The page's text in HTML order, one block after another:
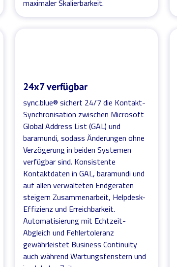
maximaler Skalierbarkeit.
24x7 verfügbar
sync.blue® sichert 24/7 die Kontakt-
Synchronisation zwischen Microsoft
Global Address List (GAL) und
baramundi, sodass Änderungen ohne
Verzögerung in beiden Systemen
verfügbar sind. Konsistente
Kontaktdaten in GAL, baramundi und
auf allen verwalteten Endgeräten
steigern Zusammenarbeit, Helpdesk-
Effizienz und Erreichbarkeit.
Automatisierung mit Echtzeit-
Abgleich und Fehlertoleranz
gewährleistet Business Continuity
auch während Wartungsfenstern und